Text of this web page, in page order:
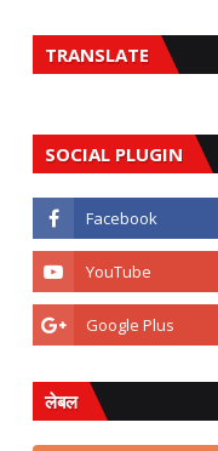
TRANSLATE
SOCIAL PLUGIN
लेबल